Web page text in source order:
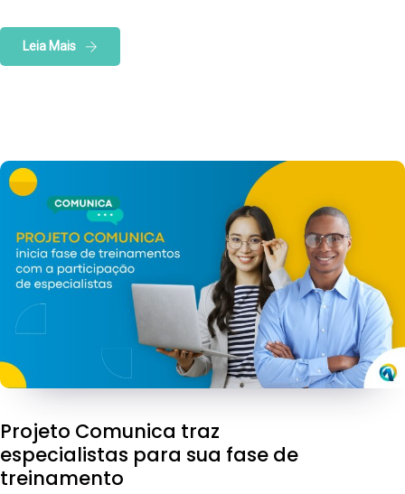
Leia Mais
Projeto Comunica traz
especialistas para sua fase de
treinamento